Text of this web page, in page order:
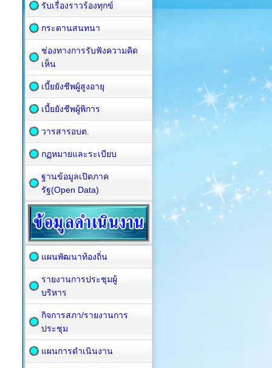
รับเรื่องราวร้องทุกข์
กระดานสนทนา
ช่องทางการรับฟังความคิด
เห็น
เบี้ยยังชีพผู้สูงอายุ
เบี้ยยังชีพผู้พิการ
วารสารอบต.
กฏหมายและระเบียบ
ฐานข้อมูลเปิดภาค
รัฐ(Open Data)
แผนพัฒนาท้องถิ่น
รายงานการประชุมผู้
บริหาร
กิจการสภา/รายงานการ
ประชุม
แผนการดำเนินงาน